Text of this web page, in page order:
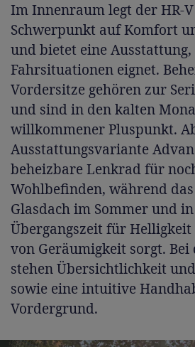
Im Innenraum legt der HR-
Schwerpunkt auf Komfort
und bietet eine
Fahrsituationen eignet.
Vordersitze gehören zur
und sind in den kalten
willkommener Pluspunkt.
Ausstattungsvariante
beheizbare Lenkrad für
Wohlbefinden, während
Glasdach im Sommer und
Übergangszeit für
von Geräumigkeit sorgt. Bei
stehen Übersichtlichkeit
sowie eine intuitive
Vordergrund.